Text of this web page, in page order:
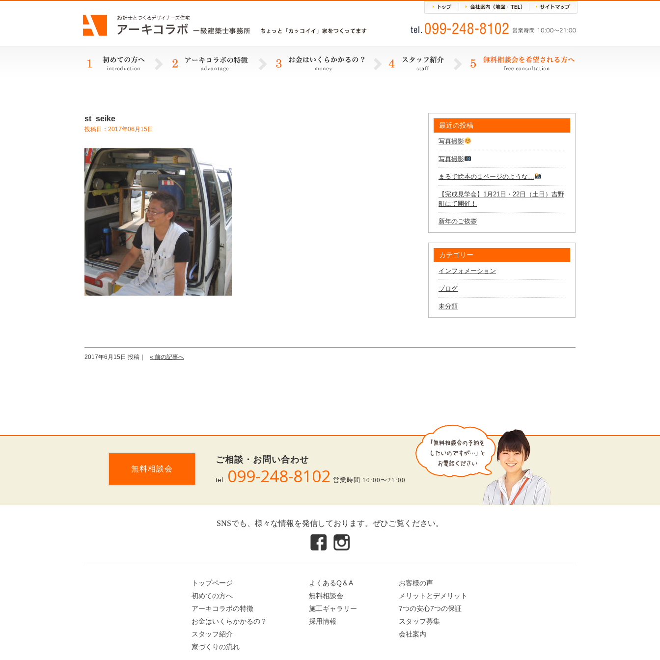
st_seike
投稿日：2017年06月15日 最近の投稿
写真撮影
写真撮影
まるで絵本の１ページのような…
【完成見学会】1月21日・22日（土日）吉野
町にて開催！
新年のご挨拶
カテゴリー
インフォメーション
ブログ
未分類
2017年6月15日 投稿｜ « 前の記事へ
ご相談・お問い合わせ
tel. 099-248-8102 営業時間 10:00〜21:00
無料相談会
SNSでも、様々な情報を発信しております。ぜひご覧ください。
トップページ
初めての方へ
アーキコラボの特徴
お金はいくらかかるの？
スタッフ紹介
家づくりの流れ
よくあるQ＆A
無料相談会
施工ギャラリー
採用情報
お客様の声
メリットとデメリット
7つの安心7つの保証
スタッフ募集
会社案内